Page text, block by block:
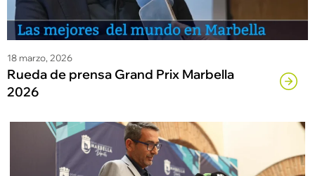
18 marzo, 2026
Rueda de prensa Grand Prix Marbella
2026